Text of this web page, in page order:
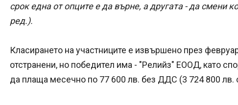
срок една от опците е да върне, а другата - да смени
ред.).
Класирането на участниците е извършено през
отстранени, но победител има - "Релийз" ЕООД, като
да плаща месечно по 77 600 лв. без ДДС (3 724 800 лв.